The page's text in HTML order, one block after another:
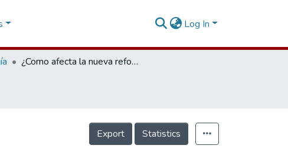
Log In
¿Como afecta la nueva reforma de seguridad social al profesional en salud?
Export Statistics